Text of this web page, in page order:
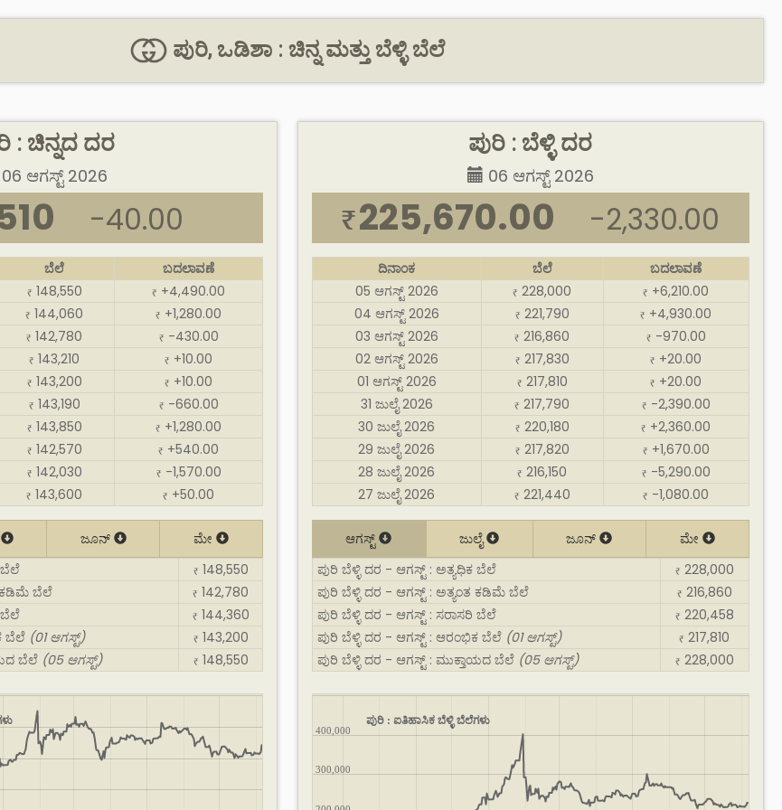
ಪುರಿ, ಒಡಿಶಾ : ಚಿನ್ನ ಮತ್ತು ಬೆಳ್ಳಿ ಬೆಲೆ
: ಚಿನ್ನದ ದರ
06 ಆಗಸ್ಟ್ 2026
-40.00
ಬೆಲೆ
ಬದಲಾವಣೆ
₹ 148,550 ₹ +4,490.00
₹ 144,060 ₹ +1,280.00
₹ 142,780 ₹ -430.00
₹ 143,210 ₹ +10.00
₹ 143,200 ₹ +10.00
₹ 143,190 ₹ -660.00
₹ 143,850 ₹ +1,280.00
₹ 142,570 ₹ +540.00
₹ 142,030 ₹ -1,570.00
₹ 143,600 ₹ +50.00
ಜೂನ್
ಮೇ
ಬೆಲೆ
₹ 148,550
ಕಡಿಮೆ ಬೆಲೆ
₹ 142,780
ಬೆಲೆ
₹ 144,360
ಬೆಲೆ (01 ಆಗಸ್ಟ್) ₹ 143,200
ಬೆಲೆ (05 ಆಗಸ್ಟ್) ₹ 148,550
ಪುರಿ : ಬೆಳ್ಳಿ ದರ
06 ಆಗಸ್ಟ್ 2026
₹225,670.00 -2,330.00
ದಿನಾಂಕ ಬೆಲೆ
ಬದಲಾವಣೆ
05 ಆಗಸ್ಟ್ 2026
₹ 228,000 ₹ +6,210.00
04 ಆಗಸ್ಟ್ 2026
₹ 221,790 ₹ +4,930.00
03 ಆಗಸ್ಟ್ 2026
₹ 216,860 ₹ -970.00
02 ಆಗಸ್ಟ್ 2026
₹ 217,830 ₹ +20.00
01 ಆಗಸ್ಟ್ 2026
₹ 217,810 ₹ +20.00
31 ಜುಲೈ 2026
₹ 217,790 ₹ -2,390.00
30 ಜುಲೈ 2026
₹ 220,180 ₹ +2,360.00
29 ಜುಲೈ 2026
₹ 217,820 ₹ +1,670.00
28 ಜುಲೈ 2026
₹ 216,150 ₹ -5,290.00
27 ಜುಲೈ 2026
₹ 221,440 ₹ -1,080.00
ಆಗಸ್ಟ್ ಜುಲೈ ಜೂನ್
ಮೇ
ಪುರಿ ಬೆಳ್ಳಿ ದರ - ಆಗಸ್ಟ್ : ಅತ್ಯಧಿಕ ಬೆಲೆ
₹ 228,000
ಪುರಿ ಬೆಳ್ಳಿ ದರ - ಆಗಸ್ಟ್ : ಅತ್ಯಂತ ಕಡಿಮೆ ಬೆಲೆ
₹ 216,860
ಪುರಿ ಬೆಳ್ಳಿ ದರ - ಆಗಸ್ಟ್ : ಸರಾಸರಿ ಬೆಲೆ
₹ 220,458
ಪುರಿ ಬೆಳ್ಳಿ ದರ - ಆಗಸ್ಟ್ : ಆರಂಭಿಕ ಬೆಲೆ (01 ಆಗಸ್ಟ್) ₹ 217,810
ಪುರಿ ಬೆಳ್ಳಿ ದರ - ಆಗಸ್ಟ್ : ಮುಕ್ತಾಯದ ಬೆಲೆ (05 ಆಗಸ್ಟ್) ₹ 228,000
ಪುರಿ : ಐತಿಹಾಸಿಕ ಬೆಳ್ಳಿ ಬೆಲೆಗಳು
300,000
400,000